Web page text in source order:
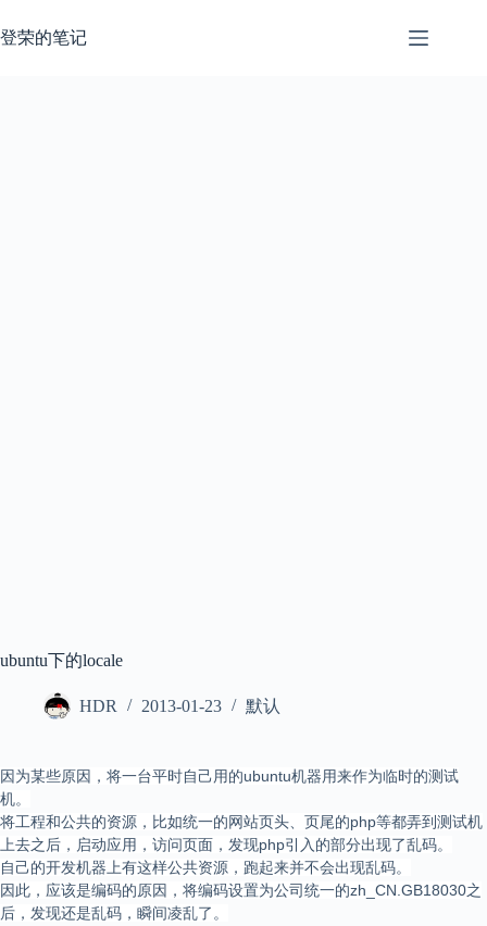
过
登荣的笔记
ubuntu下的locale
HDR 2013-01-23 默认
因为某些原因，将一台平时自己用的ubuntu机器用来作为临时的测试
机。
将工程和公共的资源，比如统一的网站页头、页尾的php等都弄到测试机
上去之后，启动应用，访问页面，发现php引入的部分出现了乱码。
自己的开发机器上有这样公共资源，跑起来并不会出现乱码。
因此，应该是编码的原因，将编码设置为公司统一的zh_CN.GB18030之
后，发现还是乱码，瞬间凌乱了。